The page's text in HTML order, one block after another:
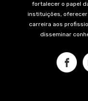
fortalecer o papel
instituições,
carreira aos
disseminar